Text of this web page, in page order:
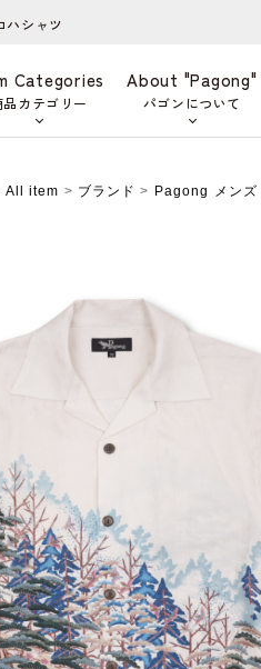
ハシャツ
Categories
品カテゴリー
About "Pagong"
パゴンについて
All item > ブランド > Pagong メンズ